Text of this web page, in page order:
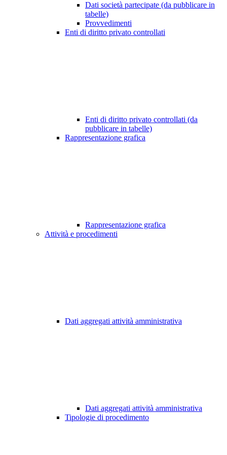
Dati società partecipate (da pubblicare in
tabelle)
Provvedimenti
Enti di diritto privato controllati
Enti di diritto privato controllati (da
pubblicare in tabelle)
Rappresentazione grafica
Rappresentazione grafica
Attività e procedimenti
Dati aggregati attività amministrativa
Dati aggregati attività amministrativa
Tipologie di procedimento